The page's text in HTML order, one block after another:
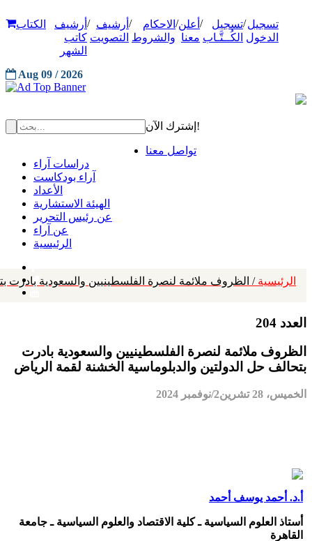
تسجيل
الدخول
/تسجيل
الكُــتَّـاب
/ أعلن
معنا
/ الاحكام
والشروط
/ أرشيف
التصويت
/ أرشيف
كاتب
الشهر
الكتاب
Aug 09 / 2026
إشترك الآن!
تواصل معنا
دراسات آراء
آراء بودكاست
الأعداد
الهيئة الاستشارية
عن رئيس التحرير
عن آراء
الرئيسية
الرئيسية / الظروف ملائمة لنصرة الفلسطينيين والسعودية بادرت
العدد 204
الظروف ملائمة لنصرة الفلسطينيين والسعودية بادرت
بتحالف حل الدولتين والدبلوماسية الخشنة لقمة الرياض
الخميس، 28 تشرين2/نوفمبر 2024
أ.د. أحمد يوسف أحمد
أستاذ العلوم السياسية ـ كلية الاقتصاد والعلوم السياسية ـ جامعة
القاهرة